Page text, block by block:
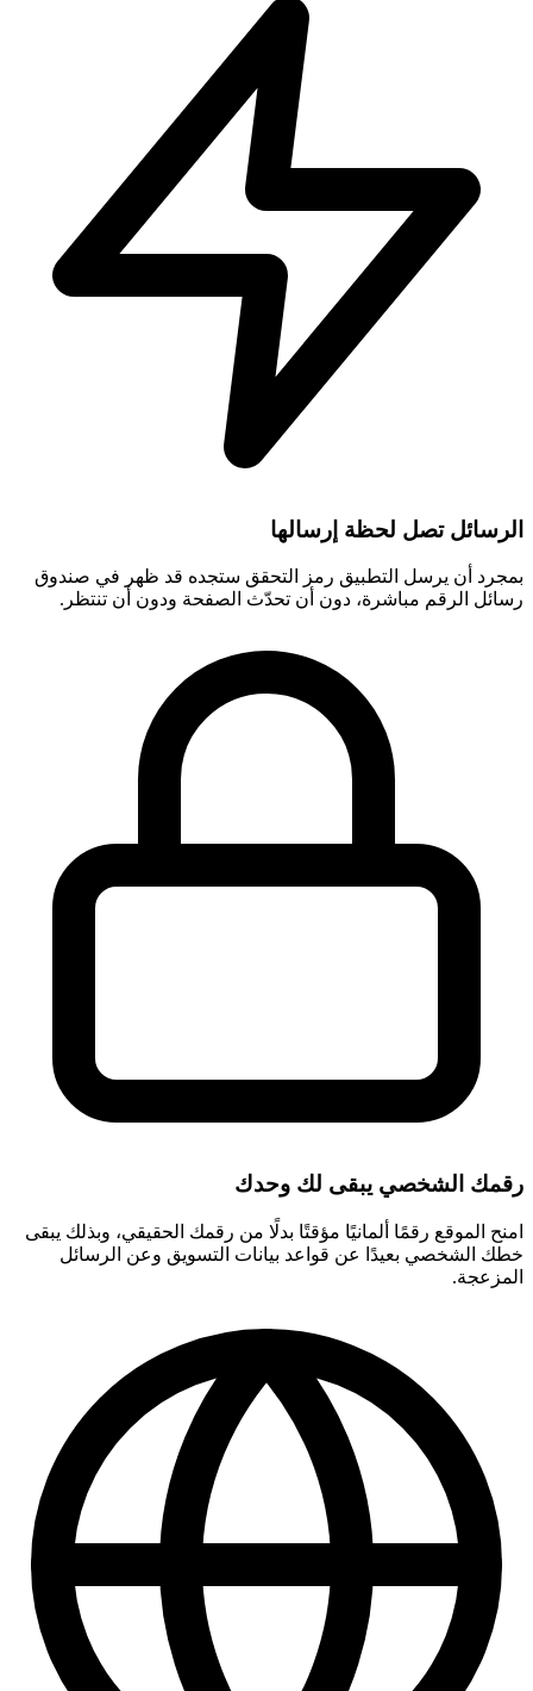
الرسائل تصل لحظة إرسالها
بمجرد أن يرسل التطبيق رمز التحقق ستجده قد ظهر في صندوق
رسائل الرقم مباشرة، دون أن تحدّث الصفحة ودون أن تنتظر.
رقمك الشخصي يبقى لك وحدك
امنح الموقع رقمًا ألمانيًا مؤقتًا بدلًا من رقمك الحقيقي، وبذلك يبقى
خطك الشخصي بعيدًا عن قواعد بيانات التسويق وعن الرسائل
المزعجة.